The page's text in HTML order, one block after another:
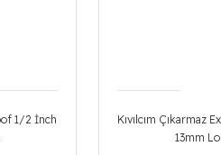
1/2 İnch
Kıvılcım Çıkarmaz
13mm